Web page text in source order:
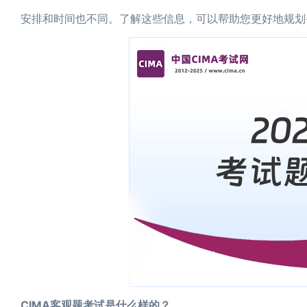
安排和时间也不同。了解这些信息，可以帮助您更好地规